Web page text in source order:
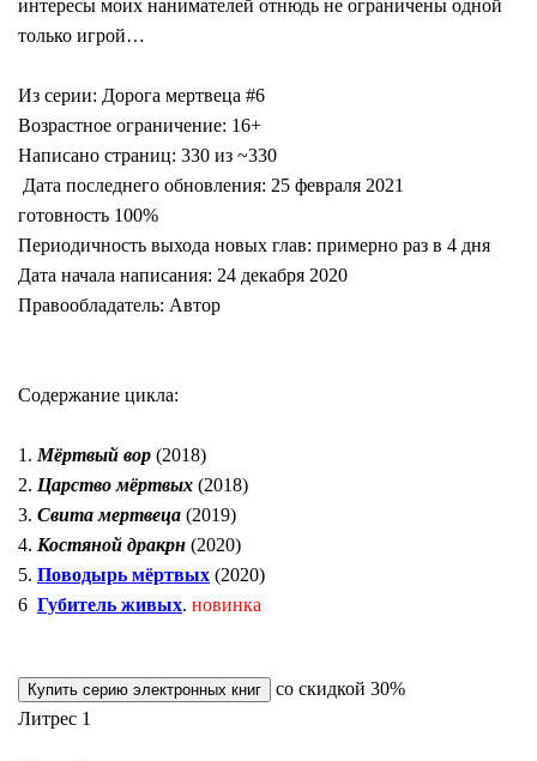
интересы моих нанимателей отнюдь не ограничены одной
только игрой…
Из серии: Дорога мертвеца #6
Возрастное ограничение: 16+
Написано страниц: 330 из ~330
Дата последнего обновления: 25 февраля 2021
готовность 100%
Периодичность выхода новых глав: примерно раз в 4 дня
Дата начала написания: 24 декабря 2020
Правообладатель: Автор
Содержание цикла:
1. Мёртвый вор (2018)
2. Царство мёртвых (2018)
3. Свита мертвеца (2019)
4. Костяной дракрн (2020)
5. Поводырь мёртвых (2020)
6 Губитель живых. новинка
Купить серию электронных книг
со скидкой 30%
Литрес 1